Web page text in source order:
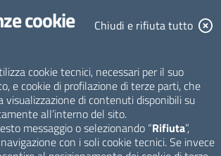
cookie Chiudi e rifiuta tutto
cookie tecnici, necessari per il suo
e cookie di profilazione di terze parti, che
visualizzazione di contenuti disponibili su
all’interno del sito.
messaggio o selezionando “Rifiuta”,
con i soli cookie tecnici. Se invece